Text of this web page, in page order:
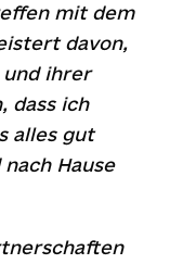
mit dem
davon,
und ihrer
dass ich
alles gut
Hause